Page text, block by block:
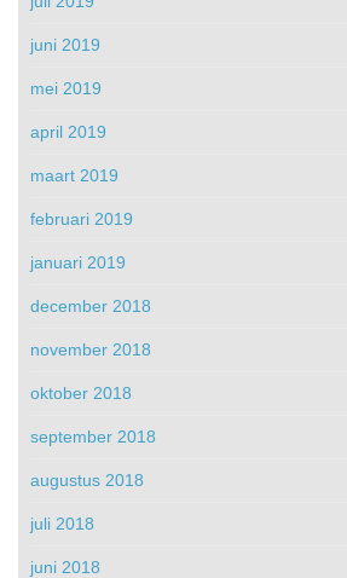
juni 2019
mei 2019
april 2019
maart 2019
februari 2019
januari 2019
december 2018
november 2018
oktober 2018
september 2018
augustus 2018
juli 2018
juni 2018